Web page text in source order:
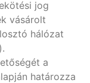
jog
vásárolt
hálózat
a
határozza